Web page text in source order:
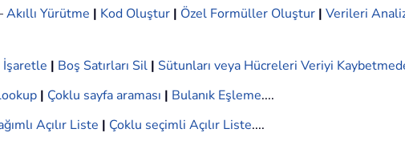
Akıllı Yürütme | Kod Oluştur | Özel Formüller Oluştur | Verileri
| Boş Satırları Sil | Sütunları veya Hücreleri Veriyi
| Çoklu sayfa araması | Bulanık Eşleme....
Açılır Liste | Çoklu seçimli Açılır Liste....